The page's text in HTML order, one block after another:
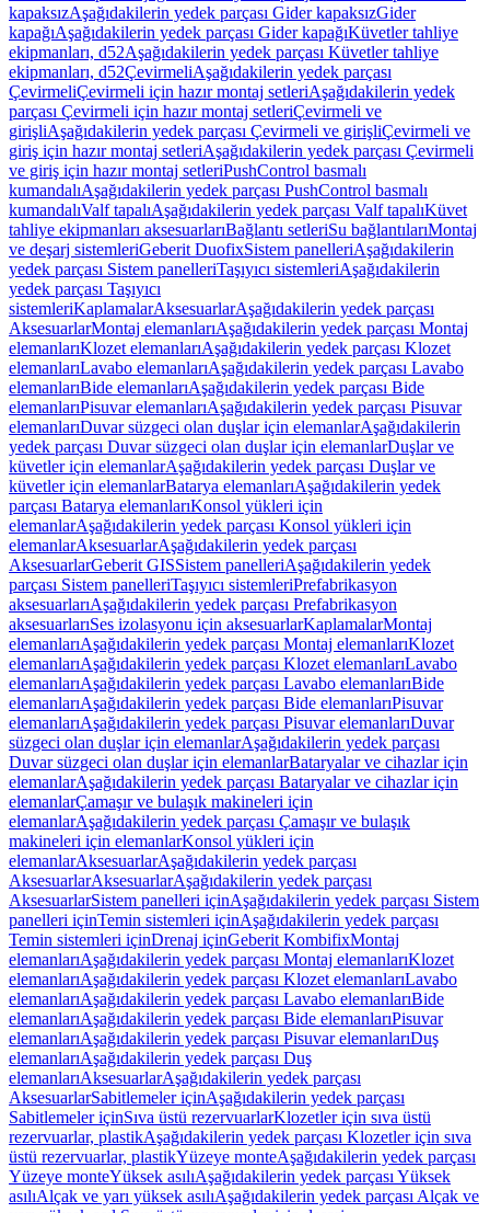
kapaksızAşağıdakilerin yedek parçası Gider kapaksızGider
kapağıAşağıdakilerin yedek parçası Gider kapağıKüvetler tahliye
ekipmanları, d52Aşağıdakilerin yedek parçası Küvetler tahliye
ekipmanları, d52ÇevirmeliAşağıdakilerin yedek parçası
ÇevirmeliÇevirmeli için hazır montaj setleriAşağıdakilerin yedek
parçası Çevirmeli için hazır montaj setleriÇevirmeli ve
girişliAşağıdakilerin yedek parçası Çevirmeli ve girişliÇevirmeli ve
giriş için hazır montaj setleriAşağıdakilerin yedek parçası Çevirmeli
ve giriş için hazır montaj setleriPushControl basmalı
kumandalıAşağıdakilerin yedek parçası PushControl basmalı
kumandalıValf tapalıAşağıdakilerin yedek parçası Valf tapalıKüvet
tahliye ekipmanları aksesuarlarıBağlantı setleriSu bağlantılarıMontaj
ve deşarj sistemleriGeberit DuofixSistem panelleriAşağıdakilerin
yedek parçası Sistem panelleriTaşıyıcı sistemleriAşağıdakilerin
yedek parçası Taşıyıcı
sistemleriKaplamalarAksesuarlarAşağıdakilerin yedek parçası
AksesuarlarMontaj elemanlarıAşağıdakilerin yedek parçası Montaj
elemanlarıKlozet elemanlarıAşağıdakilerin yedek parçası Klozet
elemanlarıLavabo elemanlarıAşağıdakilerin yedek parçası Lavabo
elemanlarıBide elemanlarıAşağıdakilerin yedek parçası Bide
elemanlarıPisuvar elemanlarıAşağıdakilerin yedek parçası Pisuvar
elemanlarıDuvar süzgeci olan duşlar için elemanlarAşağıdakilerin
yedek parçası Duvar süzgeci olan duşlar için elemanlarDuşlar ve
küvetler için elemanlarAşağıdakilerin yedek parçası Duşlar ve
küvetler için elemanlarBatarya elemanlarıAşağıdakilerin yedek
parçası Batarya elemanlarıKonsol yükleri için
elemanlarAşağıdakilerin yedek parçası Konsol yükleri için
elemanlarAksesuarlarAşağıdakilerin yedek parçası
AksesuarlarGeberit GISSistem panelleriAşağıdakilerin yedek
parçası Sistem panelleriTaşıyıcı sistemleriPrefabrikasyon
aksesuarlarıAşağıdakilerin yedek parçası Prefabrikasyon
aksesuarlarıSes izolasyonu için aksesuarlarKaplamalarMontaj
elemanlarıAşağıdakilerin yedek parçası Montaj elemanlarıKlozet
elemanlarıAşağıdakilerin yedek parçası Klozet elemanlarıLavabo
elemanlarıAşağıdakilerin yedek parçası Lavabo elemanlarıBide
elemanlarıAşağıdakilerin yedek parçası Bide elemanlarıPisuvar
elemanlarıAşağıdakilerin yedek parçası Pisuvar elemanlarıDuvar
süzgeci olan duşlar için elemanlarAşağıdakilerin yedek parçası
Duvar süzgeci olan duşlar için elemanlarBataryalar ve cihazlar için
elemanlarAşağıdakilerin yedek parçası Bataryalar ve cihazlar için
elemanlarÇamaşır ve bulaşık makineleri için
elemanlarAşağıdakilerin yedek parçası Çamaşır ve bulaşık
makineleri için elemanlarKonsol yükleri için
elemanlarAksesuarlarAşağıdakilerin yedek parçası
AksesuarlarAksesuarlarAşağıdakilerin yedek parçası
AksesuarlarSistem panelleri içinAşağıdakilerin yedek parçası Sistem
panelleri içinTemin sistemleri içinAşağıdakilerin yedek parçası
Temin sistemleri içinDrenaj içinGeberit KombifixMontaj
elemanlarıAşağıdakilerin yedek parçası Montaj elemanlarıKlozet
elemanlarıAşağıdakilerin yedek parçası Klozet elemanlarıLavabo
elemanlarıAşağıdakilerin yedek parçası Lavabo elemanlarıBide
elemanlarıAşağıdakilerin yedek parçası Bide elemanlarıPisuvar
elemanlarıAşağıdakilerin yedek parçası Pisuvar elemanlarıDuş
elemanlarıAşağıdakilerin yedek parçası Duş
elemanlarıAksesuarlarAşağıdakilerin yedek parçası
AksesuarlarSabitlemeler içinAşağıdakilerin yedek parçası
Sabitlemeler içinSıva üstü rezervuarlarKlozetler için sıva üstü
rezervuarlar, plastikAşağıdakilerin yedek parçası Klozetler için sıva
üstü rezervuarlar, plastikYüzeye monteAşağıdakilerin yedek parçası
Yüzeye monteYüksek asılıAşağıdakilerin yedek parçası Yüksek
asılıAlçak ve yarı yüksek asılıAşağıdakilerin yedek parçası Alçak ve